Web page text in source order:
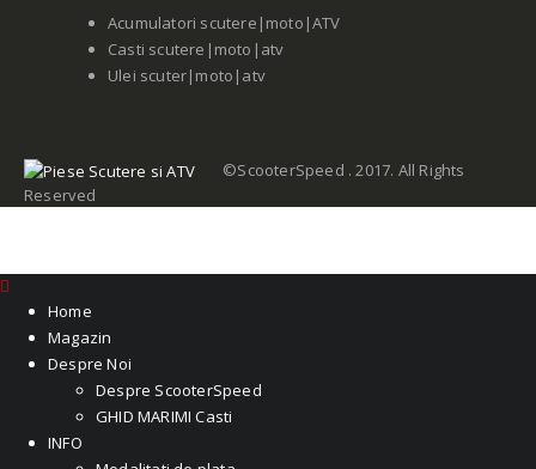
Acumulatori scutere|moto|ATV
Casti scutere|moto|atv
Ulei scuter|moto|atv
©ScooterSpeed . 2017. All Rights
Reserved
Home
Magazin
Despre Noi
Despre ScooterSpeed
GHID MARIMI Casti
INFO